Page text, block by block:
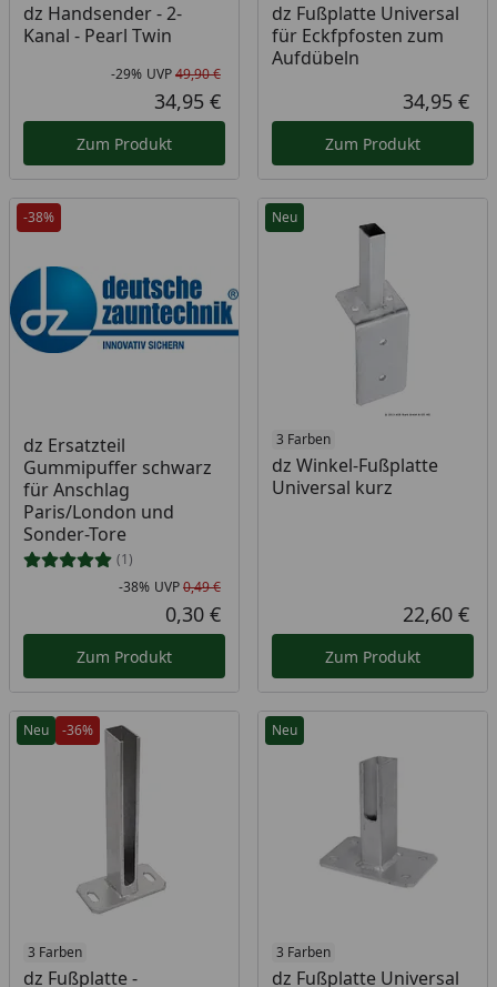
dz Handsender - 2-
Kanal - Pearl Twin
Rabatt in Prozent
-29%
Ursprünglicher Preis
UVP49,90 €
Aktueller Preis
34,95 €
Zum Produkt
dz Fußplatte Universal
für Eckfpfosten zum
Aufdübeln
34,95 €
Zum Produkt
-38%
dz Ersatzteil
Gummipuffer schwarz
für Anschlag
Paris/London und
Sonder-Tore
(1)
Rabatt in Prozent
-38%
Ursprünglicher Preis
UVP0,49 €
Aktueller Preis
0,30 €
Zum Produkt
Neu
3 Farben
dz Winkel-Fußplatte
Universal kurz
22,60 €
Zum Produkt
Neu -36%
3 Farben
dz Fußplatte -
Neu
3 Farben
dz Fußplatte Universal